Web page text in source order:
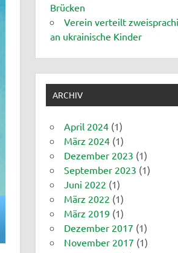
Brücken
Verein verteilt
an ukrainische Kinder
ARCHIV
April 2024 (1)
März 2024 (1)
Dezember 2023 (1)
September 2023 (1)
Juni 2022 (1)
März 2022 (1)
März 2019 (1)
Dezember 2017 (1)
November 2017 (1)